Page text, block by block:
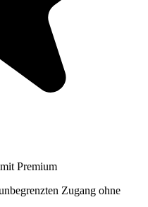
Premium
Zugang ohne